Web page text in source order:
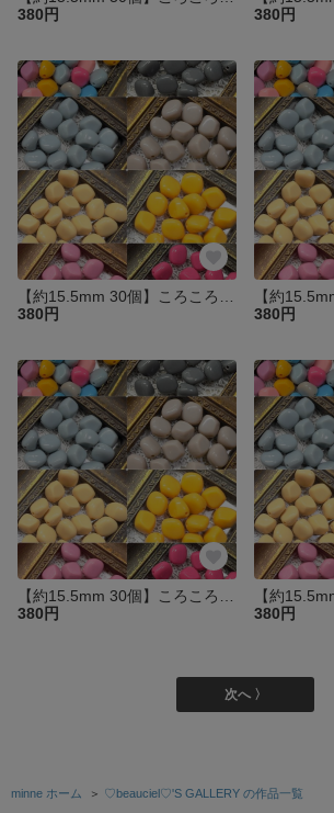
380円
380円
380円
380円
380円
380円
次へ 〉
minne ホーム ＞ ♡beauciel♡'S GALLERY の作品一覧